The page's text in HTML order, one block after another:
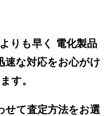
りも早く 電化製品
速な対応をお心がけ
す。
せて査定方法をお選